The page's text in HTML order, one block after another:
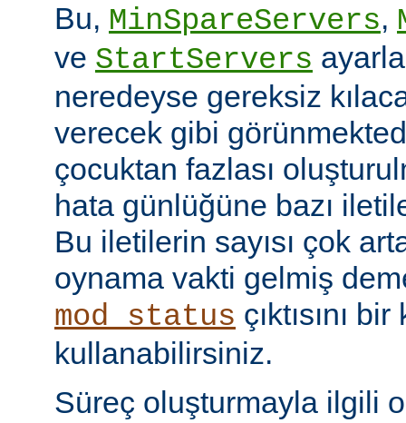
Bu, MinSpareServers,
ve StartServers
neredeyse gereksiz
verecek gibi
çocuktan fazlası
hata günlüğüne bazı
Bu iletilerin sayısı çok
oynama vakti gelmiş
mod_status çıktısını
kullanabilirsiniz.
Süreç oluşturmayla ilgili